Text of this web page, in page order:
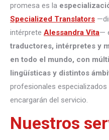
promesa es la
Specialized Translators
intérprete Alessandra Vita—
traductores, intérpretes y
en todo el mundo, con
lingüísticas y distintos
profesionales
encargarán del servicio.
Nuestros